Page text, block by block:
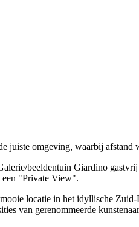
juiste omgeving, waarbij afstand
beeldentuin Giardino
een "Private View".
locatie in het idyllische
van gerenommeerde